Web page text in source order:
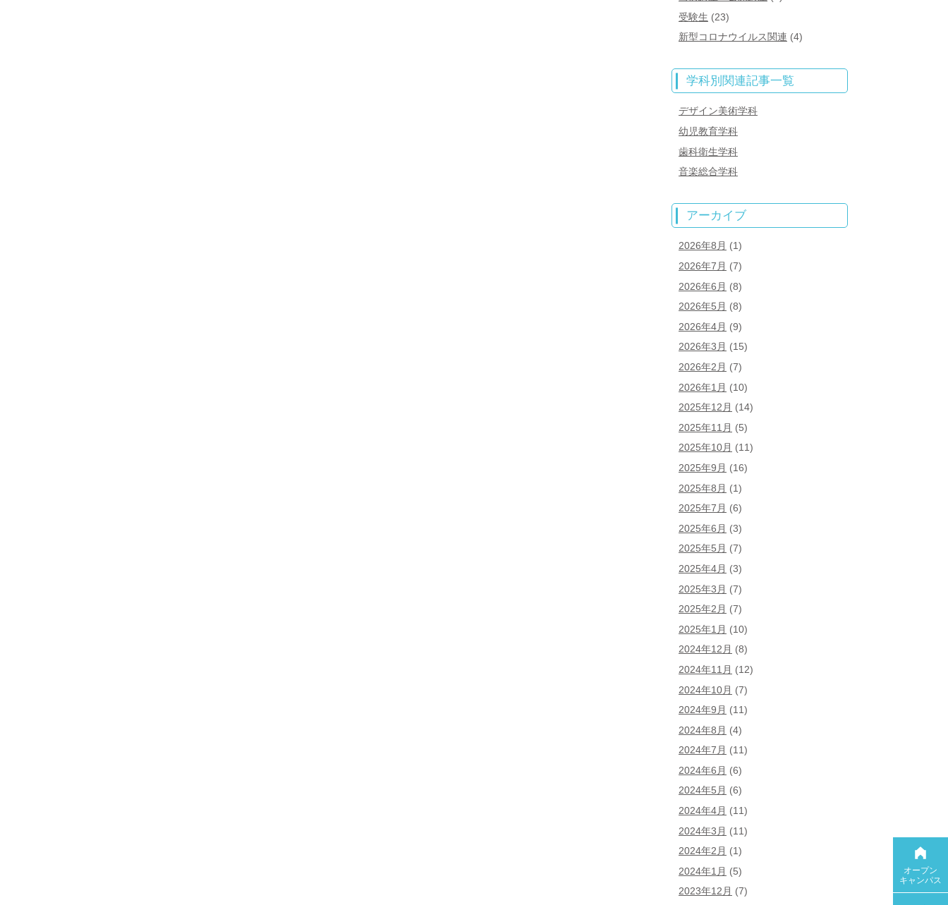
受験生 (23)
新型コロナウイルス関連 (4)
学科別関連記事一覧
デザイン美術学科
幼児教育学科
歯科衛生学科
音楽総合学科
アーカイブ
2026年8月 (1)
2026年7月 (7)
2026年6月 (8)
2026年5月 (8)
2026年4月 (9)
2026年3月 (15)
2026年2月 (7)
2026年1月 (10)
2025年12月 (14)
2025年11月 (5)
2025年10月 (11)
2025年9月 (16)
2025年8月 (1)
2025年7月 (6)
2025年6月 (3)
2025年5月 (7)
2025年4月 (3)
2025年3月 (7)
2025年2月 (7)
2025年1月 (10)
2024年12月 (8)
2024年11月 (12)
2024年10月 (7)
2024年9月 (11)
2024年8月 (4)
2024年7月 (11)
2024年6月 (6)
2024年5月 (6)
2024年4月 (11)
2024年3月 (11)
2024年2月 (1)
2024年1月 (5)
2023年12月 (7)
オープン
キャンパス